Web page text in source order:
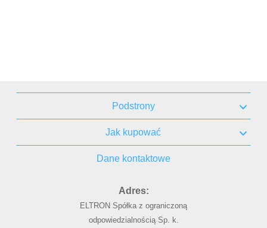
Podstrony
Jak kupować
Dane kontaktowe
Adres:
ELTRON Spółka z ograniczoną
odpowiedzialnością Sp. k.